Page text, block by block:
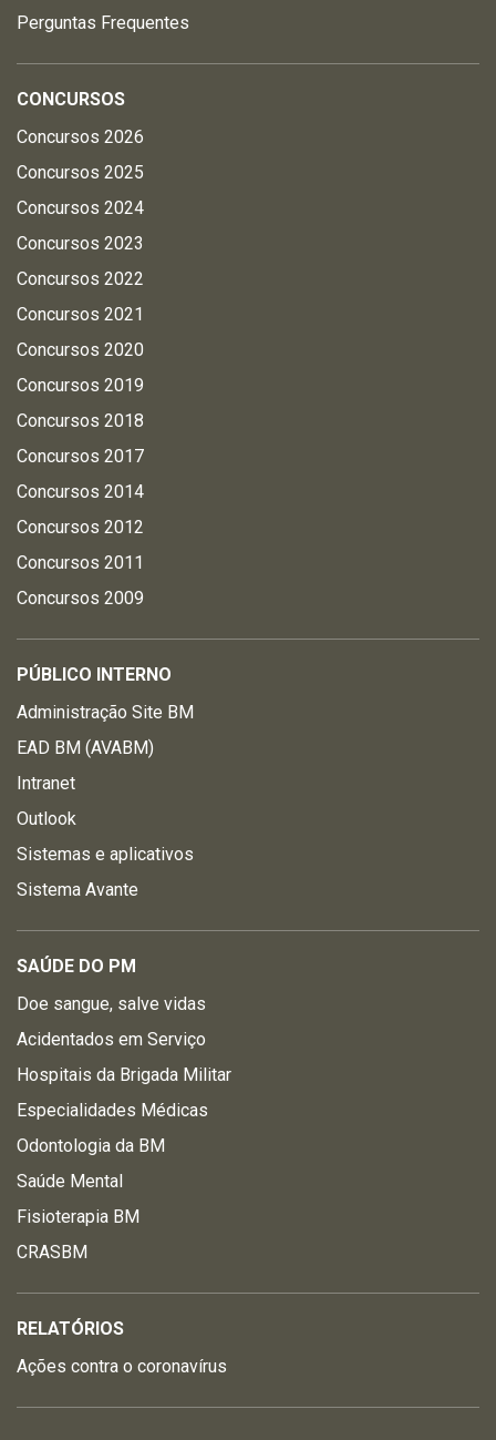
Perguntas Frequentes
CONCURSOS
Concursos 2026
Concursos 2025
Concursos 2024
Concursos 2023
Concursos 2022
Concursos 2021
Concursos 2020
Concursos 2019
Concursos 2018
Concursos 2017
Concursos 2014
Concursos 2012
Concursos 2011
Concursos 2009
PÚBLICO INTERNO
Administração Site BM
EAD BM (AVABM)
Intranet
Outlook
Sistemas e aplicativos
Sistema Avante
SAÚDE DO PM
Doe sangue, salve vidas
Acidentados em Serviço
Hospitais da Brigada Militar
Especialidades Médicas
Odontologia da BM
Saúde Mental
Fisioterapia BM
CRASBM
RELATÓRIOS
Ações contra o coronavírus